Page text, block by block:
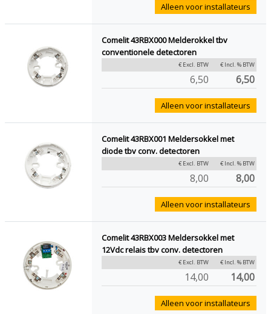
Alleen voor installateurs
Comelit 43RBX000 Melderokkel tbv
conventionele detectoren
€ Excl. BTW € Incl. % BTW
6,50 6,50
Alleen voor installateurs
Comelit 43RBX001 Meldersokkel met
diode tbv conv. detectoren
€ Excl. BTW € Incl. % BTW
8,00 8,00
Alleen voor installateurs
Comelit 43RBX003 Meldersokkel met
12Vdc relais tbv conv. detectoren
€ Excl. BTW € Incl. % BTW
14,00 14,00
Alleen voor installateurs